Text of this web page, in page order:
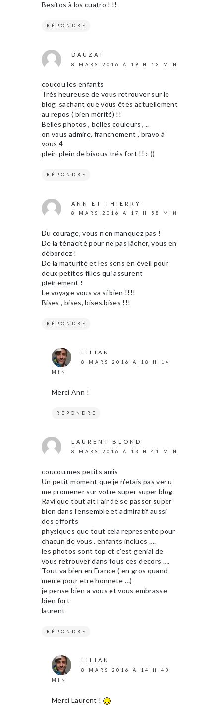
Besitos à los cuatro ! !!
RÉPONDRE
DAUZAT
8 MARS 2016 À 19 H 13 MIN
coucou les enfants
Trés heureuse de vous retrouver sur le
blog, sachant que vous êtes actuellement
au repos ( bien mérité) !!
Belles photos , belles couleurs , ..
on vous admire, franchement , bravo à
vous 4
plein plein de bisous trés fort !! :-))
RÉPONDRE
ANN ET THIERRY
8 MARS 2016 À 17 H 58 MIN
Du courage, vous n’en manquez pas !
De la ténacité pour ne pas lâcher, vous en
débordez !
De la maturité et les sens en éveil pour
deux petites filles qui assurent
pleinement !
Le voyage vous va si bien !!!!
Bises , bises, bises,bises !!!
RÉPONDRE
LILIAN
8 MARS 2016 À 18 H 14
MIN
Merci Ann !
RÉPONDRE
LAURENT BLOND
8 MARS 2016 À 13 H 41 MIN
coucou mes petits amis
Un petit moment que je n’etais pas venu
me promener sur votre super super blog
Ravi que tout ait l’air de se passer super
bien dans l’ensemble et admiratif aussi
des efforts
physiques que tout cela represente pour
chacun de vous , enfants inclues ….
les photos sont top et c’est genial de
vous retrouver dans tous ces decors ….
Tout va bien en France ( en gros quand
meme pour etre honnete …)
je pense bien a vous et vous embrasse
bien fort
laurent
RÉPONDRE
LILIAN
8 MARS 2016 À 14 H 40
MIN
Merci Laurent !